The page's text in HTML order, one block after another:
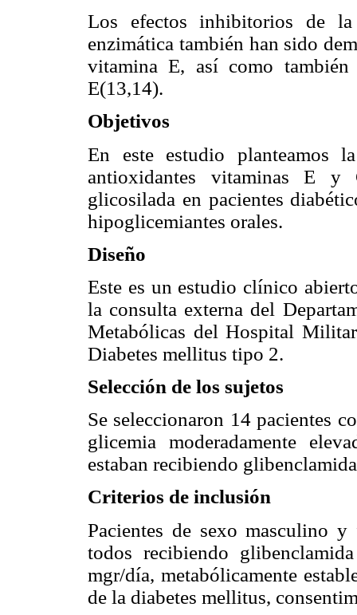
Los efectos inhibitorios de
enzimática también han sido
vitamina E, así como
E(13,14).
Objetivos
En este estudio planteamos
antioxidantes vitaminas E
glicosilada en pacientes
hipoglicemiantes orales.
Diseño
Este es un estudio clínico
la consulta externa del
Metabólicas del Hospital
Diabetes mellitus tipo 2.
Selección de los sujetos
Se seleccionaron 14 pacientes
glicemia moderadamente
estaban recibiendo
Criterios de inclusión
Pacientes de sexo masculino
todos recibiendo
mgr/día, metabólicamente
de la diabetes mellitus,